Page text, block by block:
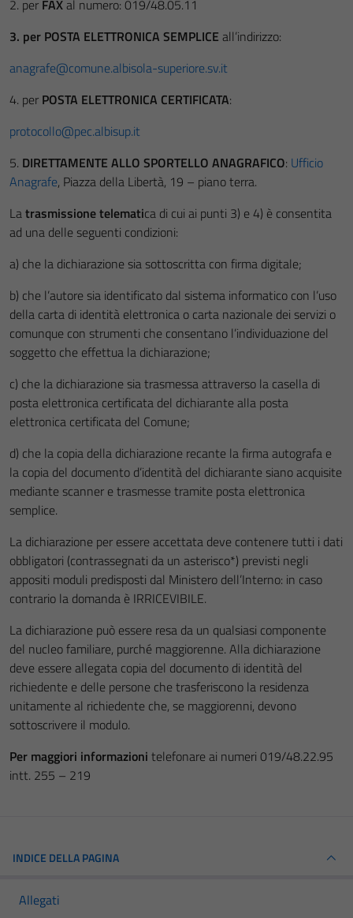
2. per FAXal numero: 019/48.05.11
3. per POSTA ELETTRONICA SEMPLICE all’indirizzo:
anagrafe@comune.albisola-superiore.sv.it
4. per POSTA ELETTRONICA CERTIFICATA:
protocollo@pec.albisup.it
5. DIRETTAMENTE ALLO SPORTELLO ANAGRAFICO: Ufficio
Anagrafe, Piazza della Libertà, 19 – piano terra.
Latrasmissione telematica di cui ai punti 3) e 4) è consentita
ad una delle seguenti condizioni:
a) che la dichiarazione sia sottoscritta con firma digitale;
b) che l’autore sia identificato dal sistema informatico con l’uso
della carta di identità elettronica o carta nazionale dei servizi o
comunque con strumenti che consentano l’individuazione del
soggetto che effettua la dichiarazione;
c) che la dichiarazione sia trasmessa attraverso la casella di
posta elettronica certificata del dichiarante alla posta
elettronica certificata del Comune;
d) che la copia della dichiarazione recante la firma autografa e
la copia del documento d’identità del dichiarante siano acquisite
mediante scanner e trasmesse tramite posta elettronica
semplice.
La dichiarazione per essere accettata deve contenere tutti i dati
obbligatori (contrassegnati da un asterisco*) previsti negli
appositi moduli predisposti dal Ministero dell’Interno: in caso
contrario la domanda è IRRICEVIBILE.
La dichiarazione può essere resa da un qualsiasi componente
del nucleo familiare, purché maggiorenne. Alla dichiarazione
deve essere allegata copia del documento di identità del
richiedente e delle persone che trasferiscono la residenza
unitamente al richiedente che, se maggiorenni, devono
sottoscrivere il modulo.
Per maggiori informazioni telefonare ai numeri 019/48.22.95
intt. 255 – 219
INDICE DELLA PAGINA
Allegati